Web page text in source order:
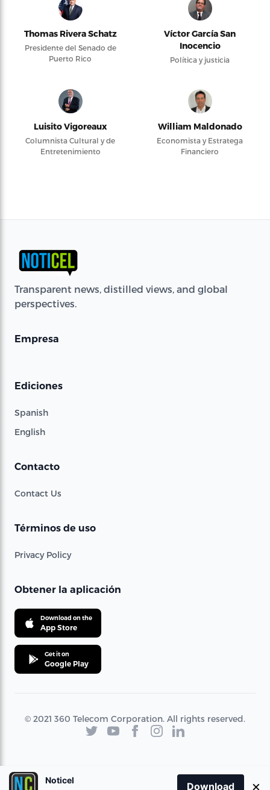
Thomas Rivera Schatz
Presidente del Senado de
Puerto Rico
Víctor García San
Inocencio
Política y justicia
Luisito Vigoreaux
Columnista Cultural y de
Entretenimiento
William Maldonado
Economista y Estratega
Financiero
Transparent news, distilled views, and global
perspectives.
Empresa
Ediciones
Spanish
English
Contacto
Contact Us
Términos de uso
Privacy Policy
Obtener la aplicación
Download on the
App Store
Get it on
Google Play
© 2021 360 Telecom Corporation. All rights reserved.
Noticel
Download ×